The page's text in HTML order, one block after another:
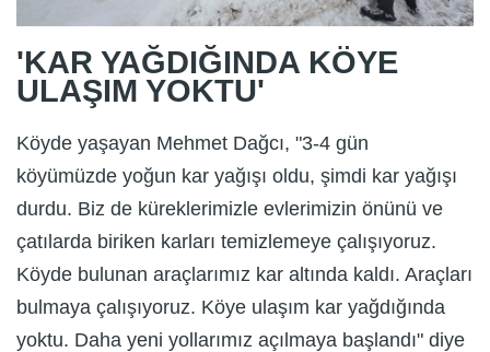
'KAR YAĞDIĞINDA KÖYE
ULAŞIM YOKTU'
Köyde yaşayan Mehmet Dağcı, "3-4 gün
köyümüzde yoğun kar yağışı oldu, şimdi kar yağışı
durdu. Biz de küreklerimizle evlerimizin önünü ve
çatılarda biriken karları temizlemeye çalışıyoruz.
Köyde bulunan araçlarımız kar altında kaldı. Araçları
bulmaya çalışıyoruz. Köye ulaşım kar yağdığında
yoktu. Daha yeni yollarımız açılmaya başlandı" diye